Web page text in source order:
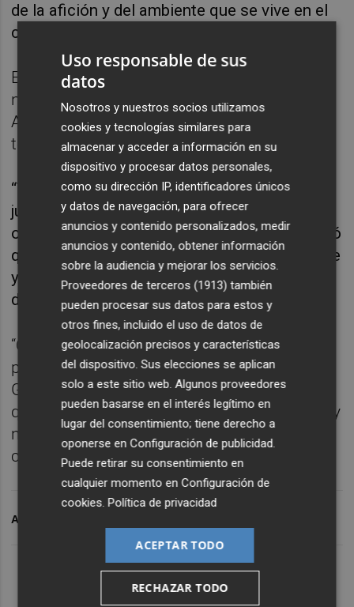
de la afición y del ambiente que se vive en el
campo.
El jugador pidió pensar “partido a partido” y
no mirar “más allá” del encuentro ante el
Alzira, equipo en el que jugó hace dos
temporadas.
“Tenemos que ser protagonistas en casa,
jugar en campo rival, atacar y tener
ocasiones”, comentó el rosarino, quien afirmó
que el Hércules debe ser “fuerte mentalmente
y no relajarse” para mantener la actual línea
de resultados.
“Queda mucho, dos tercios de competición,
pero nuestra idea es mantenernos arriba.
Ganar este domingo, el otro y el otro… Hay
que ganar todos los partidos que podamos y
no relajarnos. Y en esa línea estamos”,
concluyó.
ARCHIVADO EN
Uso responsable de sus
datos
Nosotros y nuestros socios utilizamos
cookies y tecnologías similares para
almacenar y acceder a información en su
dispositivo y procesar datos personales,
como su dirección IP, identificadores únicos
y datos de navegación, para ofrecer
anuncios y contenido personalizados, medir
anuncios y contenido, obtener información
sobre la audiencia y mejorar los servicios.
Proveedores de terceros (1913) también
pueden procesar sus datos para estos y
otros fines, incluido el uso de datos de
geolocalización precisos y características
del dispositivo. Sus elecciones se aplican
solo a este sitio web. Algunos proveedores
pueden basarse en el interés legítimo en
lugar del consentimiento; tiene derecho a
oponerse enConfiguración de publicidad
Puede retirar su consentimiento en
cualquier momento enConfiguración de
cookies .Política de privacidad
ACEPTAR TODO
RECHAZAR TODO